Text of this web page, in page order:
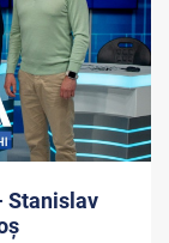
Stanislav